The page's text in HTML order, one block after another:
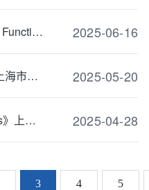
高彦峰教授团队在《Advanced Functional Materials》上发表最新研究成果 2025-06-16
CAST团队张鉴磊获得2025年上海市金属学会青年优秀科技论文一等奖 2025-05-20
朱波教授团队在《ACS sensors》上发表最新成果：可于复杂生物环境中实时监测生物标志物的即用... 2025-04-28
3 4 5